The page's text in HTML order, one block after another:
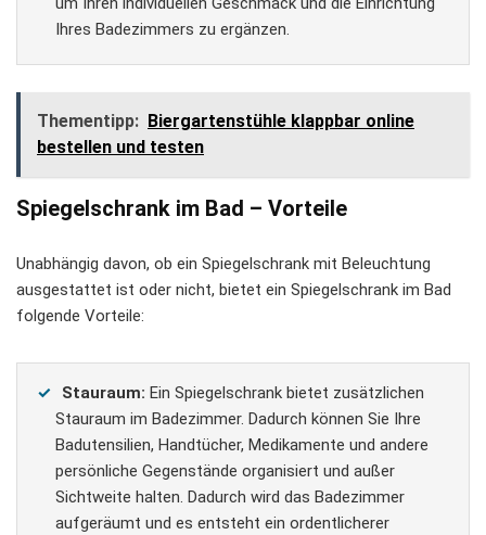
Ihres Badezimmers zu ergänzen.
Thementipp: Biergartenstühle klappbar online
bestellen und testen
Spiegelschrank im Bad – Vorteile
Unabhängig davon, ob ein Spiegelschrank mit Beleuchtung
ausgestattet ist oder nicht, bietet ein Spiegelschrank im Bad
folgende Vorteile:
Stauraum: Ein Spiegelschrank bietet zusätzlichen
Stauraum im Badezimmer. Dadurch können Sie Ihre
Badutensilien, Handtücher, Medikamente und andere
persönliche Gegenstände organisiert und außer
Sichtweite halten. Dadurch wird das Badezimmer
aufgeräumt und es entsteht ein ordentlicherer